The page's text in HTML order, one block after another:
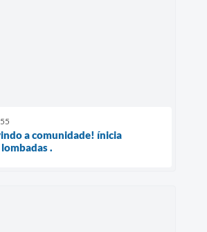
a comunidade! ínicia
.